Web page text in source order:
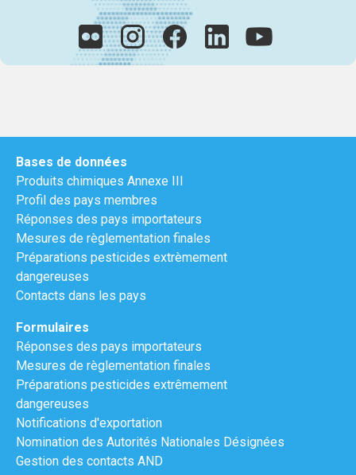
Bases de données
Produits chimiques Annexe III
Profil des pays membres
Réponses des pays importateurs
Mesures de règlementation finales
Préparations pesticides extrèmement
dangereuses
Contacts dans les pays
Formulaires
Réponses des pays importateurs
Mesures de règlementation finales
Préparations pesticides extrêmement
dangereuses
Notifications d'exportation
Nomination des Autorités Nationales Désignées
Gestion des contacts AND